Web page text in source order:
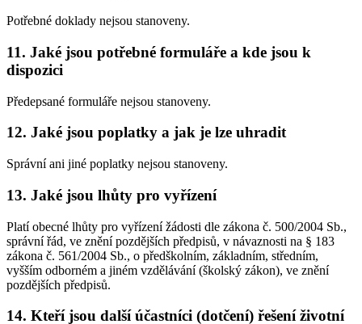
Potřebné doklady nejsou stanoveny.
11. Jaké jsou potřebné formuláře a kde jsou k
dispozici
Předepsané formuláře nejsou stanoveny.
12. Jaké jsou poplatky a jak je lze uhradit
Správní ani jiné poplatky nejsou stanoveny.
13. Jaké jsou lhůty pro vyřízení
Platí obecné lhůty pro vyřízení žádosti dle zákona č. 500/2004 Sb.,
správní řád, ve znění pozdějších předpisů, v návaznosti na § 183
zákona č. 561/2004 Sb., o předškolním, základním, středním,
vyšším odborném a jiném vzdělávání (školský zákon), ve znění
pozdějších předpisů.
14. Kteří jsou další účastníci (dotčení) řešení životní